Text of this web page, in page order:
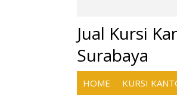
Jual Kursi
Surabaya
HOME KURSI